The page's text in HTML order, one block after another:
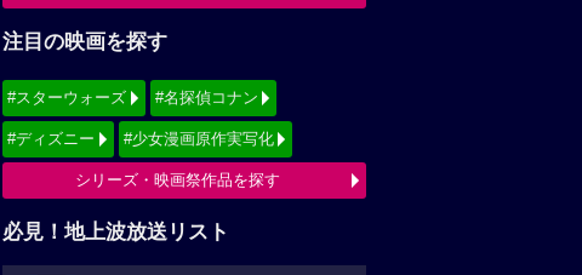
注目の映画を探す
#スターウォーズ #名探偵コナン
#ディズニー #少女漫画原作実写化
シリーズ・映画祭作品を探す
必見！地上波放送リスト